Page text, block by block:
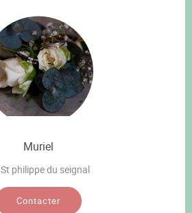
Muriel
St philippe du seignal
Contacter